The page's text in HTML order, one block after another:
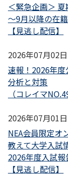
＜緊急企画＞
～9月以降の在
【見逃し配信】
2026年07月02日
速報！2026年
分析と対策
（コレイマ
2026年07月01日
NEA会員限定オ
教えて大学入試
2026年度入試報
【見逃し配信】